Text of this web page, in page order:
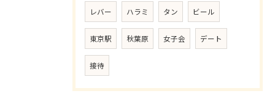
レバー ハラミ タン ビール
東京駅 秋葉原 女子会 デート
接待